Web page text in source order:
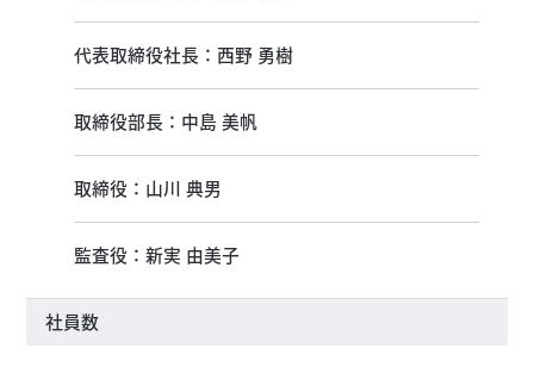
代表取締役社長：西野 勇樹
取締役部長：中島 美帆
取締役：山川 典男
監査役：新実 由美子
社員数